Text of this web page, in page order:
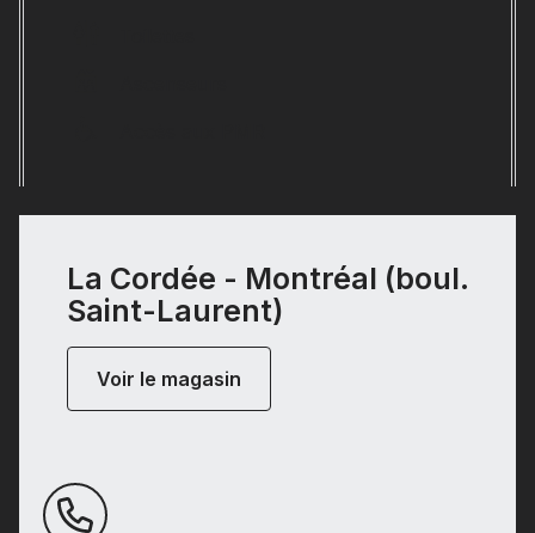
La Cordée - Montréal (boul.
Saint-Laurent)
Voir le magasin